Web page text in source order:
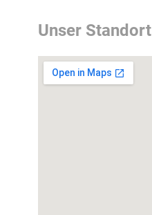
Unser Standort